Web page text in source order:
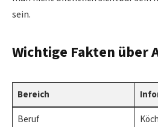
sein.
Wichtige Fakten über
Bereich
Beruf